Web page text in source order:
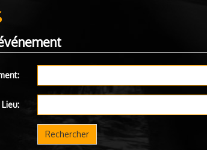
Lieu:
Rechercher